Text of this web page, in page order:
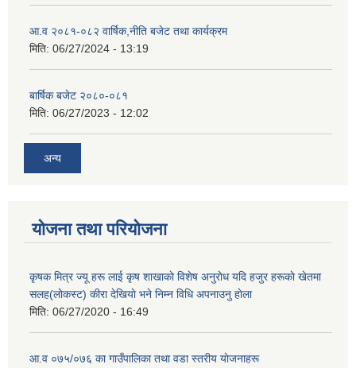
आ.व २०८१-०८२ वार्षिक,नीति बजेट तथा कार्यक्रम
मिति: 06/27/2024 - 13:19
बार्षिक बजेट २०८०-०८१
मिति: 06/27/2023 - 12:02
अन्य
योजना तथा परियोजना
कृषक मित्र ज्यू हरू लाई कृष शाखाकाे विशेष अनुराेध यदि हजुर हरूकाे खेतमा
सलह(लाेकस्ट) कीरा देखियाे भने निम्न विधि अपनाउनु हाेला
मिति: 06/27/2020 - 16:49
आ‍.व ०७५/०७६ का गाउँपालिका तथा वडा स्तरीय याेजनाहरू